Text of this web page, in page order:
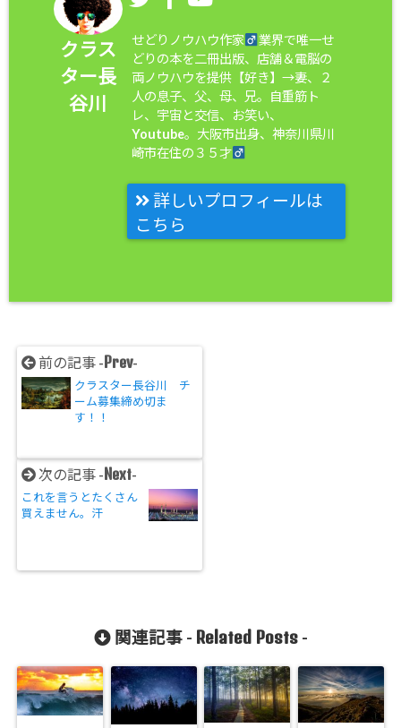
クラス
ター長
谷川
せどりノウハウ作家
業界で唯一せ
どりの本を二冊出版、店舗＆電脳の
両ノウハウを提供【好き】→妻、２
人の息子、父、母、兄。自重筋ト
レ、宇宙と交信、お笑い、
Youtube。大阪市出身、神奈川県川
崎市在住の３５才
詳しいプロフィールは
こちら
前の記事 -Prev-
クラスター長谷川 チ
ーム募集締め切ま
す！！
次の記事 -Next-
これを言うとたくさん
買えません。汗
関連記事 - Related Posts-